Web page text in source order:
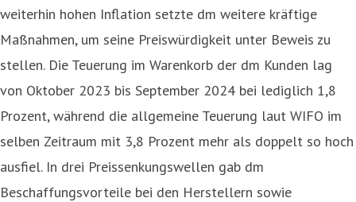
weiterhin hohen Inflation setzte dm weitere kräftige
Maßnahmen, um seine Preiswürdigkeit unter Beweis zu
stellen. Die Teuerung im Warenkorb der dm Kunden lag
von Oktober 2023 bis September 2024 bei lediglich 1,8
Prozent, während die allgemeine Teuerung laut WIFO im
selben Zeitraum mit 3,8 Prozent mehr als doppelt so hoch
ausfiel. In drei Preissenkungswellen gab dm
Beschaffungsvorteile bei den Herstellern sowie